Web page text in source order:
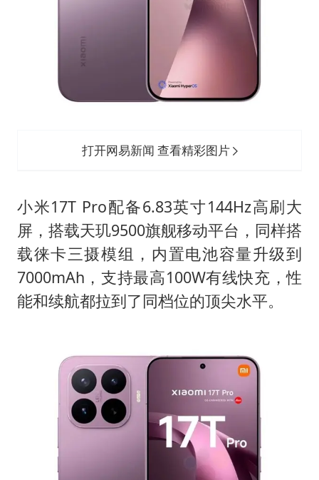
打开网易新闻 查看精彩图片
小米17T Pro配备6.83英寸144Hz高刷大
屏，搭载天玑9500旗舰移动平台，同样搭
载徕卡三摄模组，内置电池容量升级到
7000mAh，支持最高100W有线快充，性
能和续航都拉到了同档位的顶尖水平。